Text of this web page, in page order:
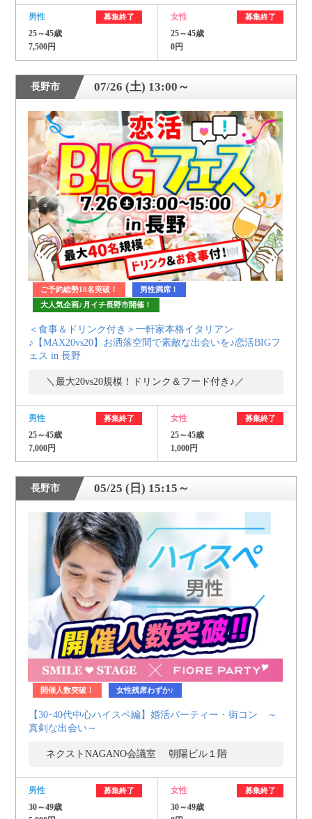
個人情報保護のため
プライバシーマークを
取得しております
男性 募集終了
25～45歳
7,500円
女性 募集終了
25～45歳
0円
長野市 07/26 (土) 13:00～
ご予約総勢18名突破！
男性満席！
大人気企画♪月イチ長野市開催！
＜食事＆ドリンク付き＞一軒家本格イタリアン
♪【MAX20vs20】お洒落空間で素敵な出会いを♪恋活BIGフ
ェス in 長野
＼最大20vs20規模！ドリンク＆フード付き♪／
男性 募集終了
25～45歳
7,000円
女性 募集終了
25～45歳
1,000円
長野市 05/25 (日) 15:15～
開催人数突破！ 女性残席わずか♪
【30･40代中心ハイスペ編】婚活パーティー・街コン ～
真剣な出会い～
ネクストNAGANO会議室 朝陽ビル１階
男性 募集終了
30～49歳
女性 募集終了
30～49歳